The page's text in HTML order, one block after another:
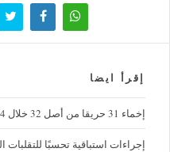
إقرأ ايضا
إخماء 31 حريقا من أصل 32 خلال 24 ساعة الأخيرة
إجراءات استباقية تحسبًا للتقلبات